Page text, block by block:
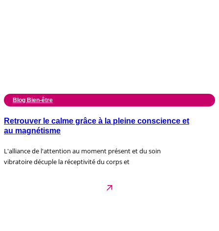
Blog Bien-être
Retrouver le calme grâce à la pleine conscience et
au magnétisme
L'alliance de l'attention au moment présent et du soin
vibratoire décuple la réceptivité du corps et